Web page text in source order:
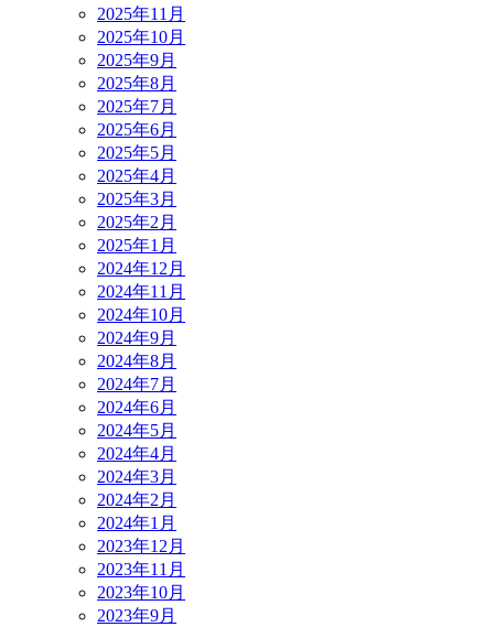
2025年11月
2025年10月
2025年9月
2025年8月
2025年7月
2025年6月
2025年5月
2025年4月
2025年3月
2025年2月
2025年1月
2024年12月
2024年11月
2024年10月
2024年9月
2024年8月
2024年7月
2024年6月
2024年5月
2024年4月
2024年3月
2024年2月
2024年1月
2023年12月
2023年11月
2023年10月
2023年9月